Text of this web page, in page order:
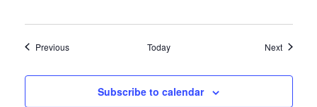
PreviousEvents Today NextEvents
Subscribe to calendar